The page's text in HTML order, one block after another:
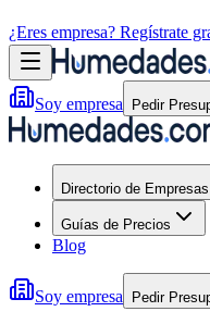
¿Eres empresa? Regístrate
Soy empresa Pedir
Directorio de Empresas
Guías de Precios
Blog
Soy empresa Pedir